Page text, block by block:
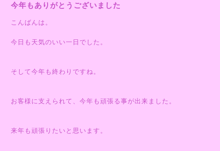
今年もありがとうございました
こんばんは。
今日も天気のいい一日でした。
そして今年も終わりですね。
お客様に支えられて、今年も頑張る事が出来ました。
来年も頑張りたいと思います。